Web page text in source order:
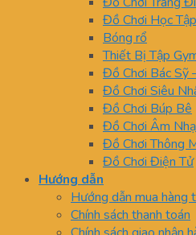
Đồ Chơi Học
Bóng rổ
Thiết Bị Tập
Đồ Chơi Bác Sỹ
Đồ Chơi Siêu
Đồ Chơi Búp Bê
Đồ Chơi Âm
Đồ Chơi Thông
Đồ Chơi Điện Tử
Hướng dẫn
Hướng dẫn mua hàng
Chính sách thanh toán